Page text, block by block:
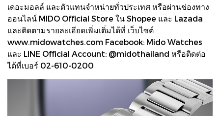
เดอะมอลล์ และตัวแทนจำหน่ายทั่วประเทศ หรือผ่านช่องทาง
ออนไลน์ MIDO Official Store ใน Shopee และ Lazada
และติดตามรายละเอียดเพิ่มเติ่มได้ที่ เว็บไซต์
www.midowatches.com Facebook: Mido Watches
และ LINE Official Account: @midothailand หรือติดต่อ
ได้ที่เบอร์ 02-610-0200